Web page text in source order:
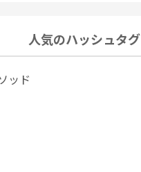
人気のハッシュタグ
ッド